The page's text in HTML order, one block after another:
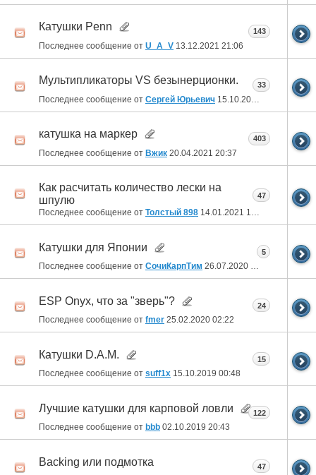
Катушки Penn
Последнее сообщение от U_A_V 13.12.2021 21:06
143
Мультипликаторы VS безынерционки.
Последнее сообщение от Сергей Юрьевич 15.10.2021
33
катушка на маркер
Последнее сообщение от Вжик 20.04.2021 20:37
403
Как расчитать количество лески на
шпулю
Последнее сообщение от Толстый 898 14.01.2021 10:32
47
Катушки для Японии
Последнее сообщение от СочиКарпТим 26.07.2020 06:47
5
ESP Onyx, что за "зверь"?
Последнее сообщение от fmer 25.02.2020 02:22
24
Катушки D.A.M.
Последнее сообщение от suff1x 15.10.2019 00:48
15
Лучшие катушки для карповой ловли
Последнее сообщение от bbb 02.10.2019 20:43
122
Backing или подмотка 47